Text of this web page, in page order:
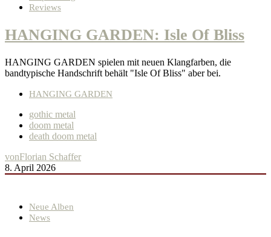
Reviews
HANGING GARDEN: Isle Of Bliss
HANGING GARDEN spielen mit neuen Klangfarben, die
bandtypische Handschrift behält "Isle Of Bliss" aber bei.
HANGING GARDEN
gothic metal
doom metal
death doom metal
vonFlorian Schaffer
8. April 2026
Neue Alben
News